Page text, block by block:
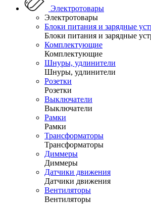
Электротовары
Электротовары
Блоки питания и зарядные
Блоки питания и зарядные
Комплектующие
Комплектующие
Шнуры, удлинители
Шнуры, удлинители
Розетки
Розетки
Выключатели
Выключатели
Рамки
Рамки
Трансформаторы
Трансформаторы
Диммеры
Диммеры
Датчики движения
Датчики движения
Вентиляторы
Вентиляторы